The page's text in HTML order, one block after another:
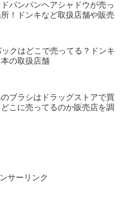
パンパンヘアシャドウが売っ
！ドンキなど取扱店舗や販売
クはどこで売ってる？ドンキ
の取扱店舗
ブラシはドラッグストアで買
どこに売ってるのか販売店を調
サーリンク